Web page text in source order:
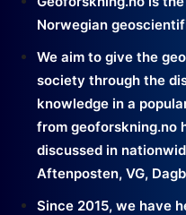
Norwegian
We aim to give the
society through the
knowledge in a
from geoforskning.no
discussed in
Aftenposten, VG,
Since 2015, we have